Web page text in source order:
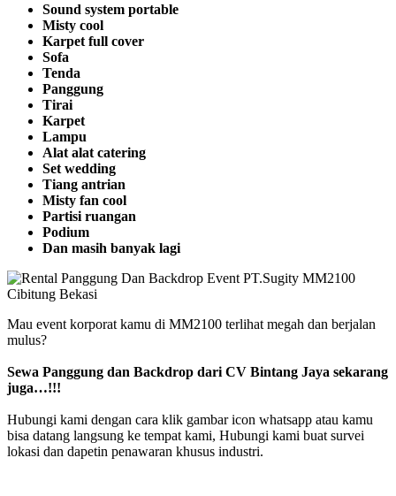
Sound system portable
Misty cool
Karpet full cover
Sofa
Tenda
Panggung
Tirai
Karpet
Lampu
Alat alat catering
Set wedding
Tiang antrian
Misty fan cool
Partisi ruangan
Podium
Dan masih banyak lagi
Mau event korporat kamu di MM2100 terlihat megah dan berjalan
mulus?
Sewa Panggung dan Backdrop dari CV Bintang Jaya sekarang
juga…!!!
Hubungi kami dengan cara klik gambar icon whatsapp atau kamu
bisa datang langsung ke tempat kami, Hubungi kami buat survei
lokasi dan dapetin penawaran khusus industri.